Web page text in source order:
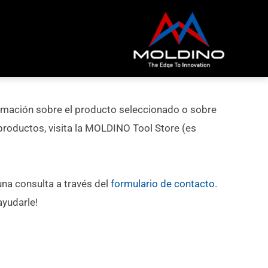
sobre el producto seleccionado o sobre
visita la MOLDINO Tool Store (es
consulta a través del formulario de contacto.